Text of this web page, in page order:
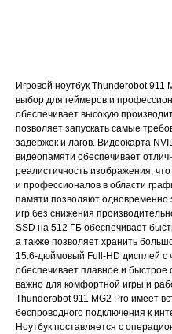
Игровой ноутбук Thunderobot
выбор для геймеров и
обеспечивает высокую
позволяет запускать самые
задержек и лагов. Видеокарта
видеопамяти обеспечивает
реалистичность изображения,
и профессионалов в области
памяти позволяют одновременно
игр без снижения
SSD на 512 ГБ обеспечивает
а также позволяет хранить
15.6-дюймовый Full-HD дисплей с
обеспечивает плавное и
важно для комфортной игры и
Thunderobot 911 MG2 Pro имеет
беспроводного подключения к
Ноутбук поставляется с